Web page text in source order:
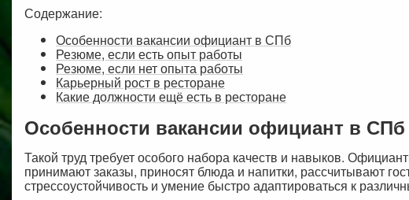
Содержание:
Особенности вакансии официант в СПб
Резюме, если есть опыт работы
Резюме, если нет опыта работы
Карьерный рост в ресторане
Какие должности ещё есть в ресторане
Особенности вакансии официант в СПб
Такой труд требует особого набора качеств и навыков.
принимают заказы, приносят блюда и напитки, рассчитывают
стрессоустойчивость и умение быстро адаптироваться к